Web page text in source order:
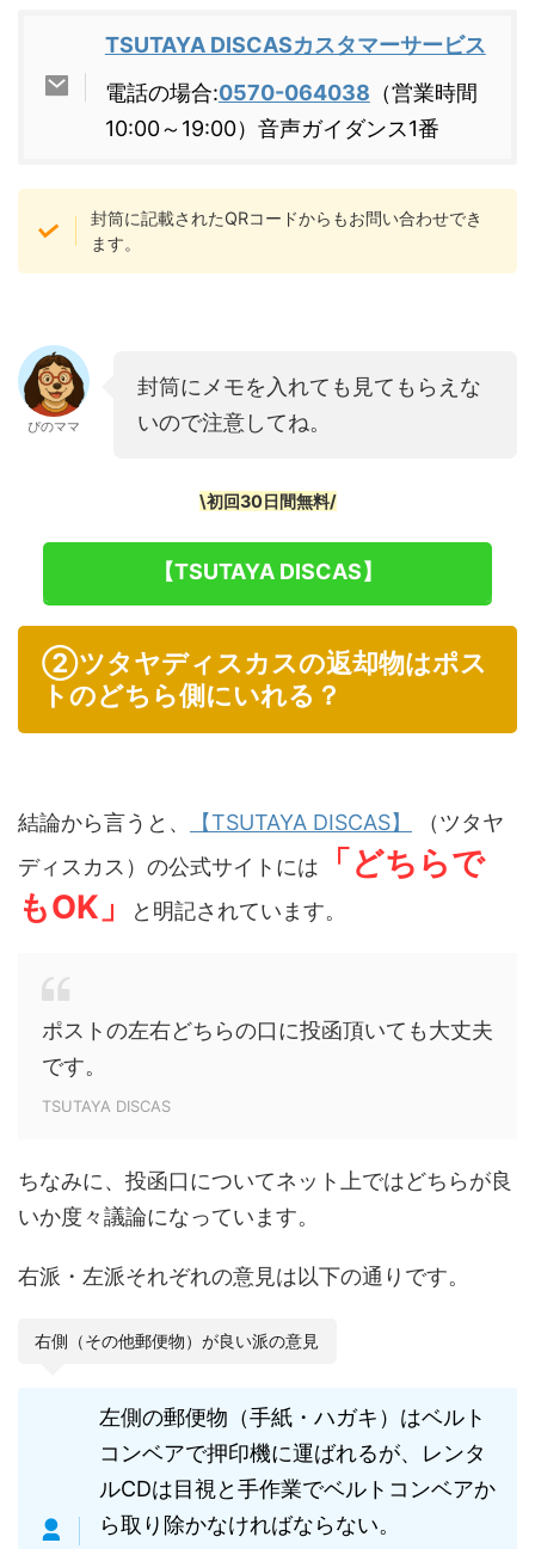
TSUTAYA DISCASカスタマーサービス
電話の場合:0570-064038 （営業時間
10:00～19:00）音声ガイダンス1番
封筒に記載されたQRコードからもお問い合わせでき
ます。
ぴのママ
封筒にメモを入れても見てもらえな
いので注意してね。
\初回30日間無料/
【TSUTAYA DISCAS】
②ツタヤディスカスの返却物はポス
トのどちら側にいれる？
結論から言うと、 【TSUTAYA DISCAS】
（ツタヤ
ディスカス）の公式サイトには
「どちらで
もOK」
と明記されています。
ポストの左右どちらの口に投函頂いても大丈夫
です。
TSUTAYA DISCAS
ちなみに、投函口についてネット上ではどちらが良
いか度々議論になっています。
右派・左派それぞれの意見は以下の通りです。
右側（その他郵便物）が良い派の意見
左側の郵便物（手紙・ハガキ）はベルト
コンベアで押印機に運ばれるが、レンタ
ルCDは目視と手作業でベルトコンベアか
ら取り除かなければならない。